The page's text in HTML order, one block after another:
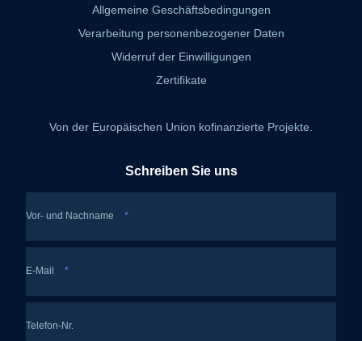
Allgemeine Geschäftsbedingungen
Verarbeitung personenbezogener Daten
Widerruf der Einwilligungen
Zertifikate
Von der Europäischen Union kofinanzierte Projekte.
Schreiben Sie uns
Vor- und Nachname *
E-Mail *
Telefon-Nr.